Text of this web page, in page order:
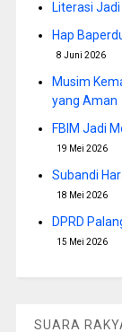
Literasi
Hap
8 Juni 2026
Musim
yang Aman
FBIM Jadi
19 Mei 2026
Subandi
18 Mei 2026
DPRD
15 Mei 2026
SUARA